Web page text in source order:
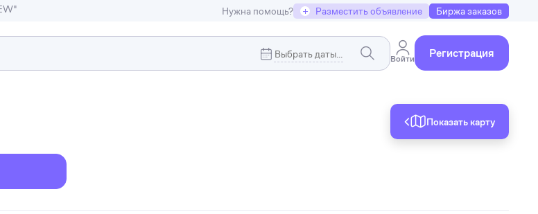
Нужна помощь? + Разместить объявление Биржа заказов
Войти Регистрация
Коммерческая недвижимость
Показать карту